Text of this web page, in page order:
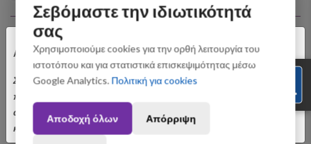
Αγαπητοί Πελάτες
Σας ενημερώνουμε ότι οι παραγγελίες που θα
πραγματοποιηθούν από 3 έως 31 Αυγούστου ενδέχεται να
αποσταλούν με σχετική καθυστέρηση. Ευχαριστούμε για την
κατανόηση.
Σεβόμαστε την ιδιωτικότητά
σας
Χρησιμοποιούμε cookies για την ορθή λειτουργία του
ιστοτόπου και για στατιστικά επισκεψιμότητας μέσω
Google Analytics. Πολιτική για cookies
Αποδοχή όλων Απόρριψη